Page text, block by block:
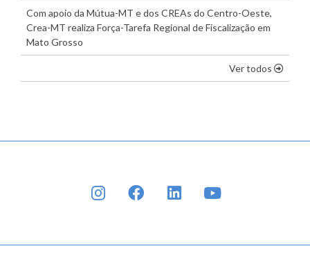
Com apoio da Mútua-MT e dos CREAs do Centro-Oeste,
Crea-MT realiza Força-Tarefa Regional de Fiscalização em
Mato Grosso
Ver todos os
INSTAGRAMFACEBOOKLINKEDIN